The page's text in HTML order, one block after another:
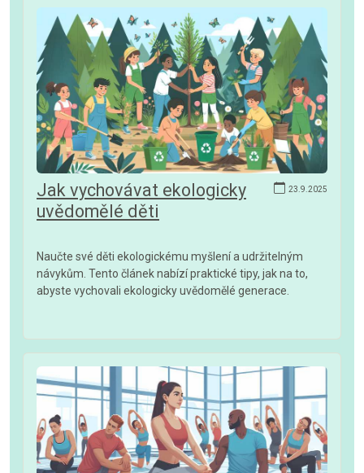
23.9.2025
Jak vychovávat ekologicky
uvědomělé děti
Naučte své děti ekologickému myšlení a udržitelným
návykům. Tento článek nabízí praktické tipy, jak na to,
abyste vychovali ekologicky uvědomělé generace.